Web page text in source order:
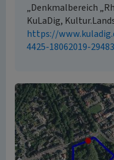
„Denkmalbereich
KuLaDig,
https://
4425-18062019-